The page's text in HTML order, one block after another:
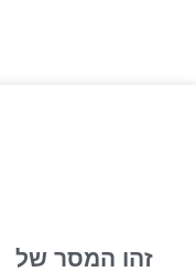
זהו המסר של